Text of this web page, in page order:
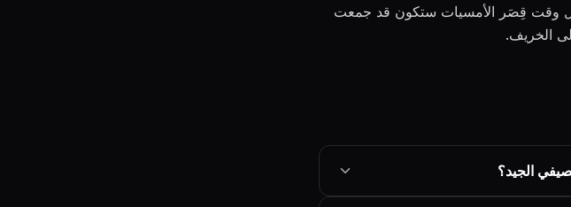
وقت قِصَر الأمسيات ستكون قد جمعت
الخريف.
الجيد؟